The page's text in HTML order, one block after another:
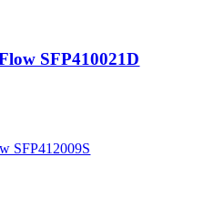
SFP410021D